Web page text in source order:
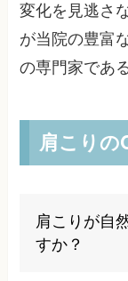
変化を見逃さ
が当院の豊富
の専門家であ
肩こりの
肩こりが自
すか？